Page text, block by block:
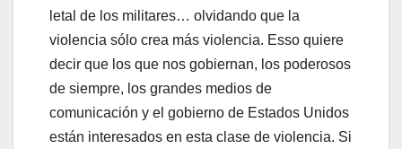
letal de los militares… olvidando que la
violencia sólo crea más violencia. Esso quiere
decir que los que nos gobiernan, los poderosos
de siempre, los grandes medios de
comunicación y el gobierno de Estados Unidos
están interesados en esta clase de violencia. Si